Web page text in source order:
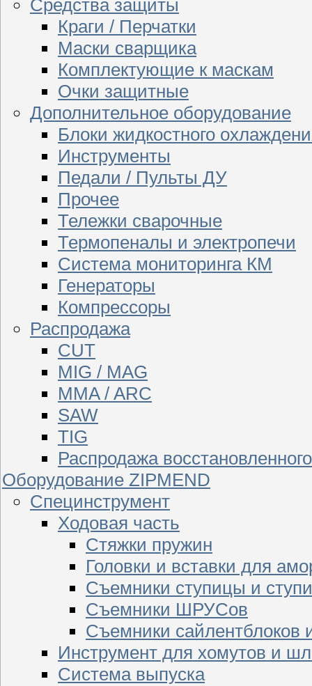
Средства защиты
Краги / Перчатки
Маски сварщика
Комплектующие к маскам
Очки защитные
Дополнительное оборудование
Блоки жидкостного
Инструменты
Педали / Пульты ДУ
Прочее
Тележки сварочные
Термопеналы и электропечи
Система мониторинга КМ
Генераторы
Компрессоры
Распродажа
CUT
MIG / MAG
MMA / ARC
SAW
TIG
Распродажа
Оборудование ZIPMEND
Специнструмент
Ходовая часть
Стяжки пружин
Головки и вставки для
Съемники ступицы и
Съемники ШРУСов
Съемники сайлентблоков
Инструмент для хомутов и
Система выпуска